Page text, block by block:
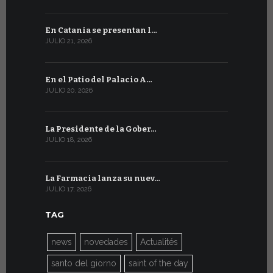
En Catania se presentan l…
JULIO 21, 2026
En el Patio del Palacio A…
JULIO 20, 2026
La Presidente de la Gober…
JULIO 18, 2026
La Farmacia lanza su nuev…
JULIO 17, 2026
TAG
news novedades Actualités
santo del giorno saint of the day